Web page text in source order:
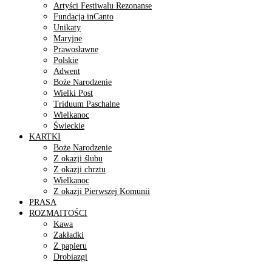
Artyści Festiwalu Rezonanse
Fundacja inCanto
Unikaty
Maryjne
Prawosławne
Polskie
Adwent
Boże Narodzenie
Wielki Post
Triduum Paschalne
Wielkanoc
Świeckie
KARTKI
Boże Narodzenie
Z okazji ślubu
Z okazji chrztu
Wielkanoc
Z okazji Pierwszej Komunii
PRASA
ROZMAITOŚCI
Kawa
Zakładki
Z papieru
Drobiazgi